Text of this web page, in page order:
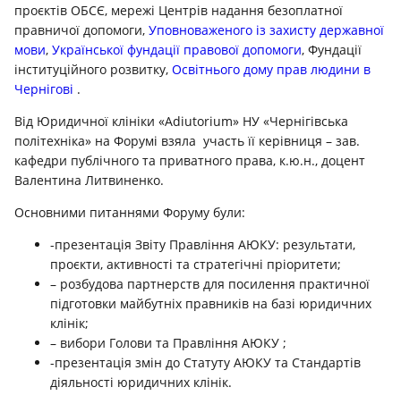
проєктів ОБСЄ, мережі Центрів надання безоплатної
правничої допомоги, Уповноваженого із захисту державної
мови, Української фундації правової допомоги, Фундації
інституційного розвитку, Освітнього дому прав людини в
Чернігові .
Від Юридичної клініки «Adiutorium» НУ «Чернігівська
політехніка» на Форумі взяла участь її керівниця – зав.
кафедри публічного та приватного права, к.ю.н., доцент
Валентина Литвиненко.
Основними питаннями Форуму були:
-презентація Звіту Правління АЮКУ: результати,
проєкти, активності та стратегічні пріоритети;
– розбудова партнерств для посилення практичної
підготовки майбутніх правників на базі юридичних
клінік;
– вибори Голови та Правління АЮКУ ;
-презентація змін до Статуту АЮКУ та Стандартів
діяльності юридичних клінік.